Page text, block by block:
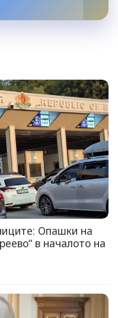
Опашки на
в началото на